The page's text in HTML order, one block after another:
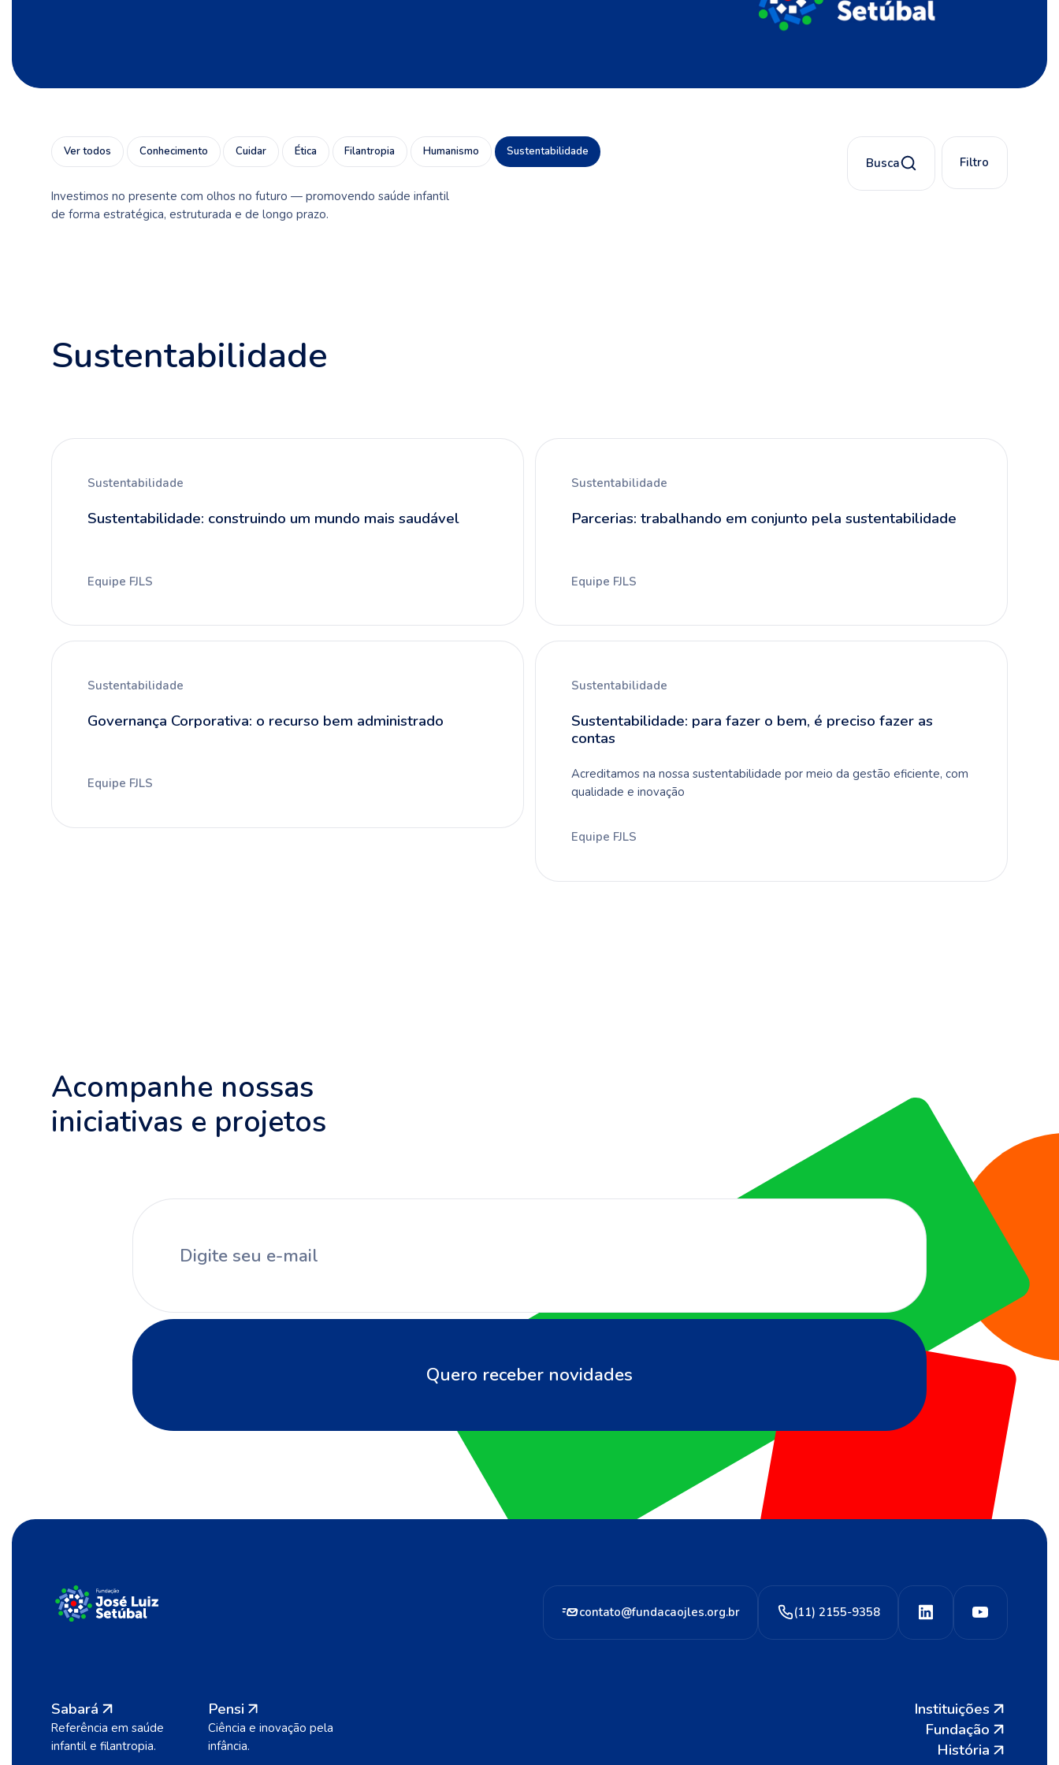
Ver todos Conhecimento Cuidar Ética Filantropia Humanismo Sustentabilidade
Investimos no presente com olhos no futuro — promovendo saúde infantil
de forma estratégica, estruturada e de longo prazo.
Busca Filtro
Sustentabilidade
Sustentabilidade
Sustentabilidade: construindo um mundo mais saudável
Equipe FJLS
Sustentabilidade
Parcerias: trabalhando em conjunto pela sustentabilidade
Equipe FJLS
Sustentabilidade
Governança Corporativa: o recurso bem administrado
Equipe FJLS
Sustentabilidade
Sustentabilidade: para fazer o bem, é preciso fazer as
contas
Acreditamos na nossa sustentabilidade por meio da gestão eficiente, com
qualidade e inovação
Equipe FJLS
Acompanhe nossas
iniciativas e projetos
Quero receber novidades
contato@fundacaojles.org.br (11) 2155-9358
Sabará
Referência em saúde
infantil e filantropia.
Pensi
Ciência e inovação pela
infância.
Instituições
Fundação
História